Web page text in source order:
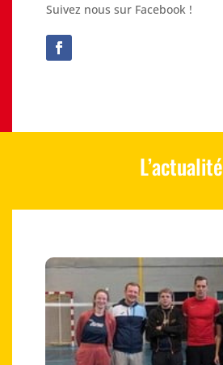
Suivez nous sur Facebook !
L’actualité